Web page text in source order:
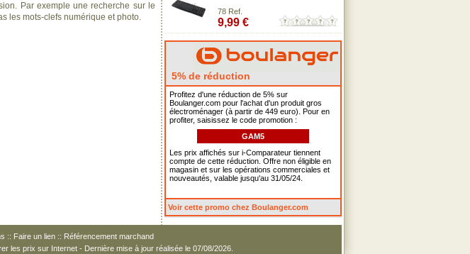
Par exemple une recherche sur le
les mots-clefs numérique et photo.
78 Ref.
9,99 €
5% de réduction
Profitez d'une réduction de 5% sur
Boulanger.com pour l'achat d'un produit gros
électroménager (à partir de 449 euro). Pour en
profiter, saisissez le code promotion :
GAM5
Les prix affichés sur i-Comparateur tiennent
compte de cette réduction. Offre non éligible en
magasin et sur les opérations commerciales et
nouveautés, valable jusqu'au 31/05/24.
Voir cette promo chez Boulanger.com
:: Faire un lien :: Référencement marchand
les prix sur Internet - Dernière mise à jour réalisée le 07/08/2026.